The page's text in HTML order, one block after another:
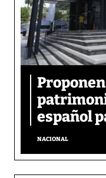
español
NACIONAL